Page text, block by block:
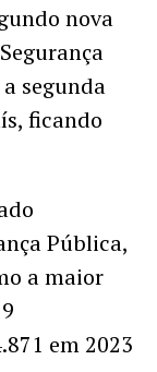
nova
segunda
ficando
Pública,
a maior
em 2023